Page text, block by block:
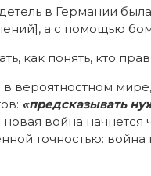
в Германии
а с помощью
как понять, кто
вероятностном
«предсказывать
новая война
точностью: война